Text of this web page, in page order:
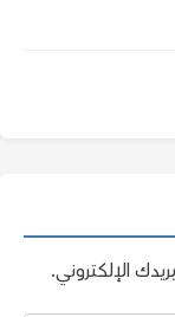
الإلكتروني.